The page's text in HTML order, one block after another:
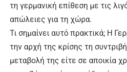
τη γερμανική επίθεση με τις
απώλειες για τη χώρα.
Τι σημαίνει αυτό πρακτικά; Η
την αρχή της κρίσης τη
μεταβολή της είτε σε αποικία